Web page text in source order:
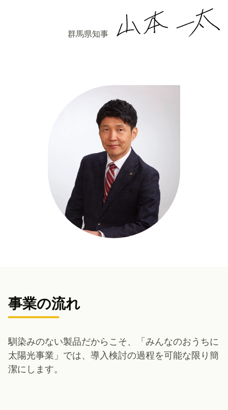
群馬県知事
事業の流れ
馴染みのない製品だからこそ、「みんなのおうちに
太陽光事業」では、導入検討の過程を可能な限り簡
潔にします。